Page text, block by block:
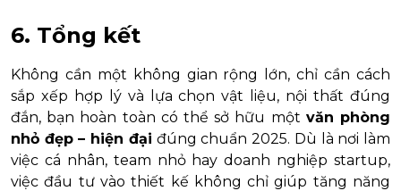
6. Tổng kết
Không cần một không gian rộng lớn, chỉ cần cách
sắp xếp hợp lý và lựa chọn vật liệu, nội thất đúng
đắn, bạn hoàn toàn có thể sở hữu một văn phòng
nhỏ đẹp – hiện đại đúng chuẩn 2025. Dù là nơi làm
việc cá nhân, team nhỏ hay doanh nghiệp startup,
việc đầu tư vào thiết kế không chỉ giúp tăng năng